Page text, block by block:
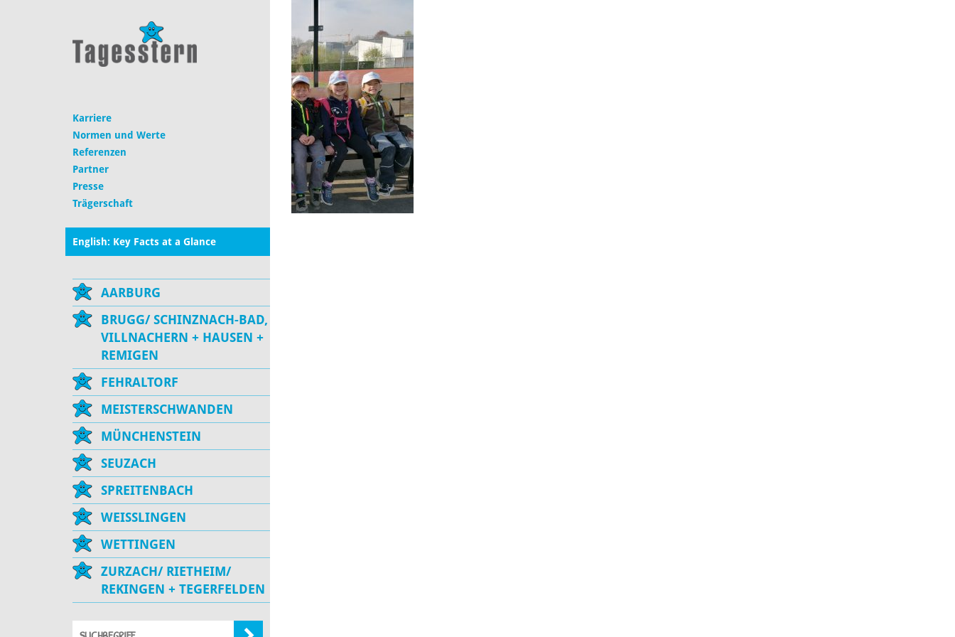
Karriere
Normen und Werte
Referenzen
Partner
Presse
Trägerschaft
English: Key Facts at a Glance
AARBURG
BRUGG/ SCHINZNACH-BAD,
VILLNACHERN + HAUSEN +
REMIGEN
FEHRALTORF
MEISTERSCHWANDEN
MÜNCHENSTEIN
SEUZACH
SPREITENBACH
WEISSLINGEN
WETTINGEN
ZURZACH/ RIETHEIM/
REKINGEN + TEGERFELDEN